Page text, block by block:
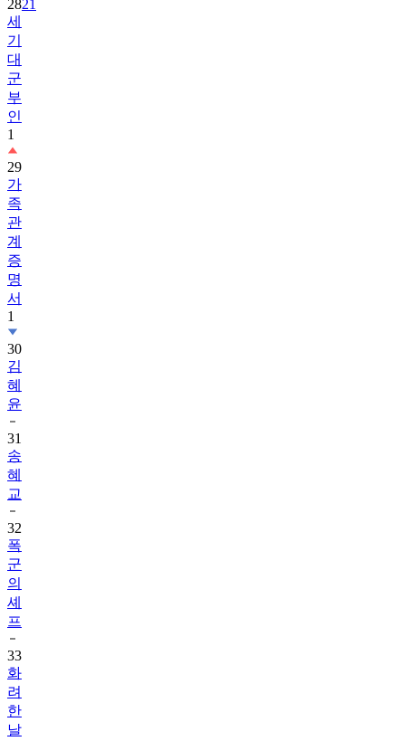
기
대
군
부
인
1
29
가
족
관
계
증
명
서
1
30
김
혜
윤
31
송
혜
교
32
폭
군
의
셰
프
33
화
려
한
날
들